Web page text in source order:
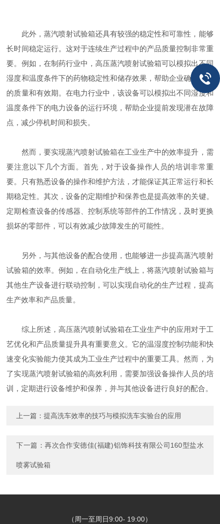
此外，蒸汽喷射试验箱还具有较强的稳定性和可靠性，能够
长时间稳定运行。这对于连续生产过程中的产品质量控制非常重
要。例如，在制药行业中，高压蒸汽喷射试验箱可以模拟出不同
湿度和温度条件下的药物稳定性和储存效果，帮助企业确保产品
的质量和有效期。在电力行业中，该设备可以模拟出不同湿度和
温度条件下的电力设备的运行环境，帮助企业提前发现潜在故障
点，减少停机时间和损失。
然而，要实现蒸汽喷射试验箱在工业生产中的效率提升，需
要注意以下几个方面。首先，对于设备操作人员的培训非常重
要。只有熟悉设备的操作和维护方法，才能保证其正常运行和长
期稳定性。其次，设备的定期维护和保养也是提高效率的关键。
定期检查设备的传感器、控制系统等部件的工作情况，及时更换
损坏的零部件，可以有效减少故障发生的可能性。
另外，与其他设备的配合使用，也能够进一步提高蒸汽喷射
试验箱的效率。例如，在自动化生产线上，将蒸汽喷射试验箱与
其他生产设备进行联动控制，可以实现自动化的生产过程，提高
生产效率和产品质量。
综上所述，高压蒸汽喷射试验箱在工业生产中的应用对于工
艺优化和产品质量提升具有重要意义。它的温湿度控制功能和快
速变化实验能力使其成为工业生产过程中的重要工具。然而，为
了实现蒸汽喷射试验箱的高效利用，需要加强设备操作人员的培
训，定期进行设备维护和保养，并与其他设备进行良好的配合。
上一篇：提高洗车效率的技巧与模拟洗车实验台的应用
下一篇：再次合作安德佳(福建)铝饰科技有限公司160型盐水
喷雾试验箱
（周一至周日9:00- 19:00）